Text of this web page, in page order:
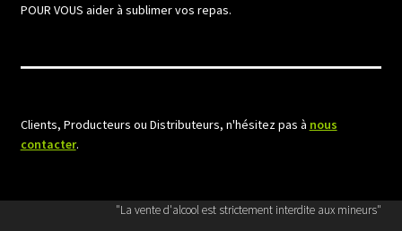
POUR VOUS aider à sublimer vos repas.
Clients, Producteurs ou Distributeurs, n'hésitez pas à nous
contacter.
"La vente d'alcool est strictement interdite aux mineurs"